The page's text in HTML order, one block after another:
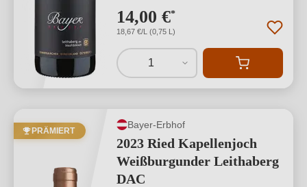
14,00 €*
18,67 €/L (0,75 L)
1
PRÄMIERT
Bayer-Erbhof
2023 Ried Kapellenjoch
Weißburgunder Leithaberg
DAC